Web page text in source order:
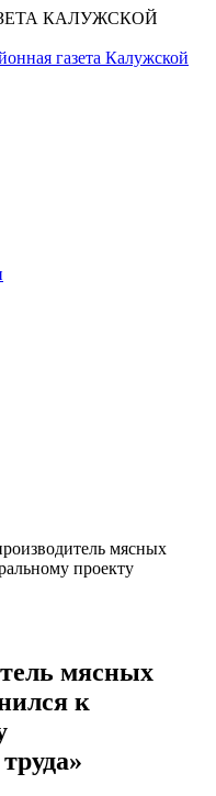
КАЛУЖСКОЙ
мясных
проекту
мясных
к